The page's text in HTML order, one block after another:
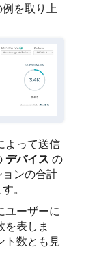
を取り上
よって送信
デバイス の
ンの合計
。
ユーザーに
を表しま
ト数とも見